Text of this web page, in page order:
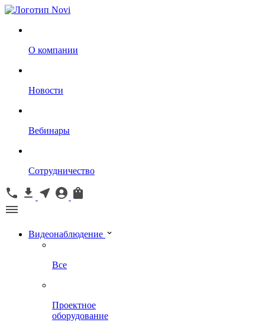
О компании
Новости
Вебинары
Сотрудничество
Видеонаблюдение
Все
Проектное
оборудование